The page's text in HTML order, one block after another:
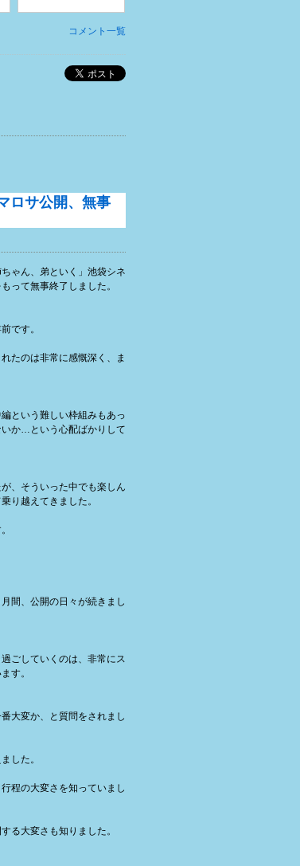
コメント一覧
ポスト
ロサ公開、無事
ゃん、弟といく」池袋シネ
って無事終了しました。
です。
たのは非常に感慨深く、ま
という難しい枠組みもあっ
か…という心配ばかりして
、そういった中でも楽しん
り越えてきました。
間、公開の日々が続きまし
ごしていくのは、非常にス
す。
大変か、と質問をされまし
した。
程の大変さを知っていまし
る大変さも知りました。